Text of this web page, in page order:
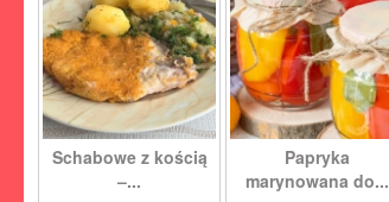
Schabowe z kością
–...
Papryka
marynowana do...